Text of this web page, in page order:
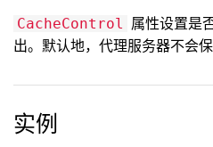
CacheControl 属性设置是
出。默认地，代理服务器不会保
实例